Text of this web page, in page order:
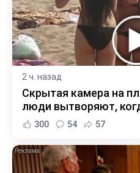
2 ч. назад
Скрытая камера на
люди вытворяют,
300 54 57